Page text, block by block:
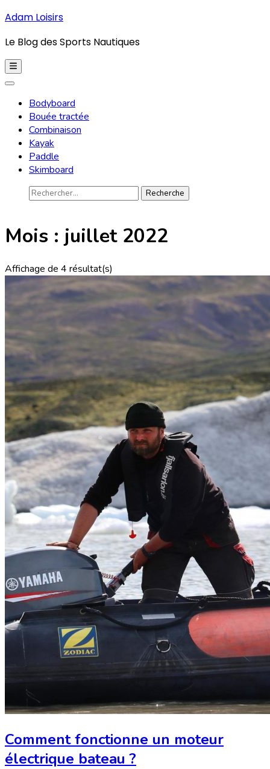
Aller
contenu
Entrée)
Adam Loisirs
Le Blog des Sports Nautiques
Bodyboard
Bouée tractée
Combinaison
Kayak
Paddle
Skimboard
Recherche
Mois : juillet 2022
Affichage de 4 résultat(s)
Comment fonctionne un moteur
électrique bateau ?